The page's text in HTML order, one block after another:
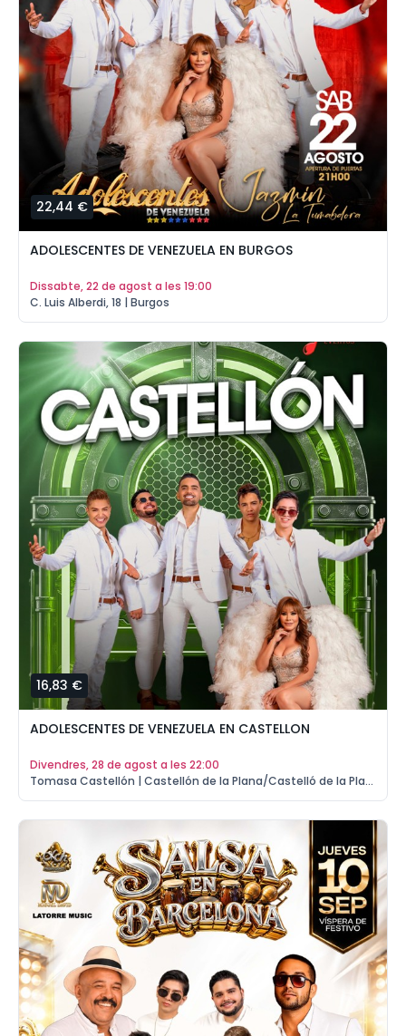
22,44 €
ADOLESCENTES DE VENEZUELA EN BURGOS
dissabte, 22 de agost a les 19:00
C. Luis Alberdi, 18 | Burgos
16,83 €
ADOLESCENTES DE VENEZUELA EN CASTELLON
divendres, 28 de agost a les 22:00
Tomasa Castellón | Castellón de la Plana/Castelló de la Plana